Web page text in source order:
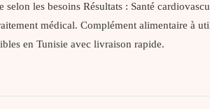
les besoins Résultats : Santé
médical. Complément alimentaire à
en Tunisie avec livraison rapide.